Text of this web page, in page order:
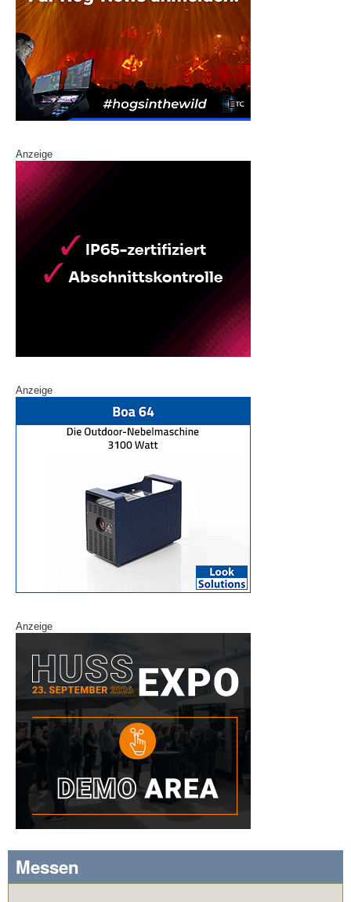
Anzeige
Anzeige
Anzeige
Messen